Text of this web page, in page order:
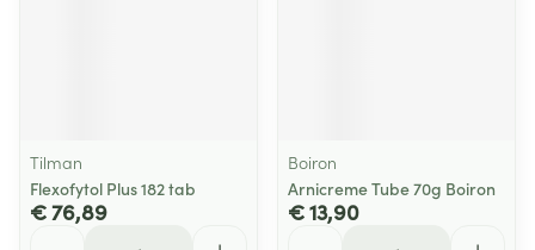
Tilman
Flexofytol Plus 182 tab
€ 76,89
Boiron
Arnicreme Tube 70g Boiron
€ 13,90